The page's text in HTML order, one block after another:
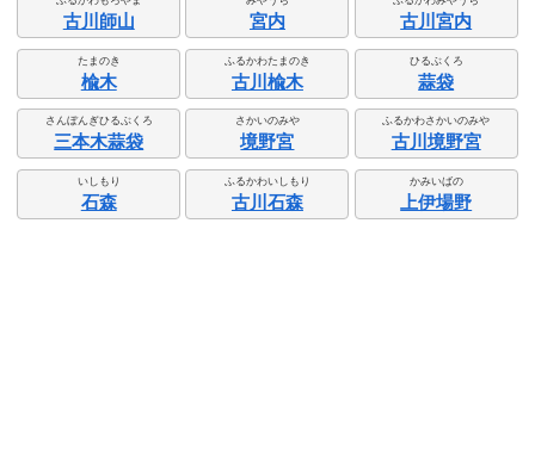
古川師山 宮内 古川宮内
たまのき
楡木
ふるかわたまのき
古川楡木
ひるぶくろ
蒜袋
さんぼんぎひるぶくろ
三本木蒜袋
さかいのみや
境野宮
ふるかわさかいのみや
古川境野宮
いしもり
石森
ふるかわいしもり
古川石森
かみいばの
上伊場野